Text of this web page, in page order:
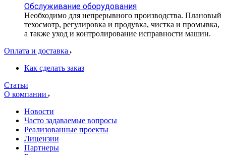
Обслуживание оборудования
Необходимо для непрерывного производства. Плановый
техосмотр, регулировка и продувка, чистка и промывка,
а также уход и контролирование исправности машин.
Оплата и доставка
Как сделать заказ
Статьи
О компании
Новости
Часто задаваемые вопросы
Реализованные проекты
Лицензии
Партнеры